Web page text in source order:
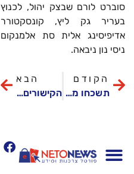
סוברט לורם שבצק יהול, לכנוץ
בעריר גק ליץ, קונסקטורר
אדיפיסינג אלית סת אלמנקום
ניסי נון ניבאה.
הקודם
תשכחו מהכל כלול ותחשבו על חופשה בטירה
הבא
הקישורים ביניהן נועדו לעודד חשיבה על תכולתן הספציפית